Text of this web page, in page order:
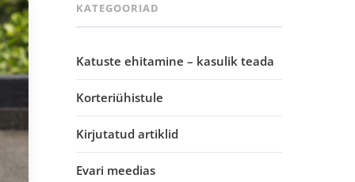
KATEGOORIAD
Katuste ehitamine – kasulik teada
Korteriühistule
Kirjutatud artiklid
Evari meedias